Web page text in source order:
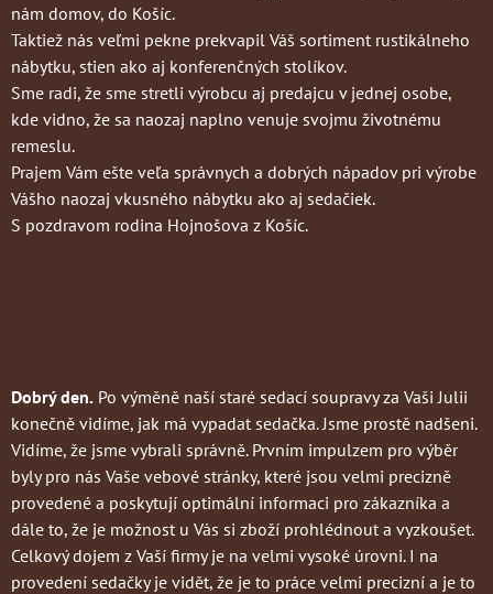
nám domov, do Košíc.
Taktiež nás veľmi pekne prekvapil Váš sortiment rustikálneho
nábytku, stien ako aj konferenčných stolíkov.
Sme radi, že sme stretli výrobcu aj predajcu v jednej osobe,
kde vidno, že sa naozaj naplno venuje svojmu životnému
remeslu.
Prajem Vám ešte veľa správnych a dobrých nápadov pri výrobe
Vášho naozaj vkusného nábytku ako aj sedačiek.
S pozdravom rodina Hojnošova z Košíc.
Dobrý den. Po výměně naší staré sedací soupravy za Vaši Julii
konečně vidíme, jak má vypadat sedačka. Jsme prostě nadšeni.
Vidíme, že jsme vybrali správně. Prvním impulzem pro výběr
byly pro nás Vaše vebové stránky, které jsou velmi precizně
provedené a poskytují optimální informaci pro zákazníka a
dále to, že je možnost u Vás si zboží prohlédnout a vyzkoušet.
Celkový dojem z Vaší firmy je na velmi vysoké úrovni. I na
provedení sedačky je vidět, že je to práce velmi precizní a je to